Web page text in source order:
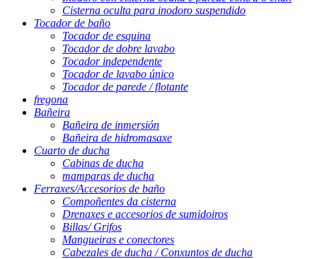
Cisterna oculta para inodoro suspendido
Tocador de baño
Tocador de esquina
Tocador de dobre lavabo
Tocador independente
Tocador de lavabo único
Tocador de parede / flotante
fregona
Bañeira
Bañeira de inmersión
Bañeira de hidromasaxe
Cuarto de ducha
Cabinas de ducha
mamparas de ducha
Ferraxes/Accesorios de baño
Compoñentes da cisterna
Drenaxes e accesorios de sumidoiros
Billas/ Grifos
Mangueiras e conectores
Cabezales de ducha / Conxuntos de ducha